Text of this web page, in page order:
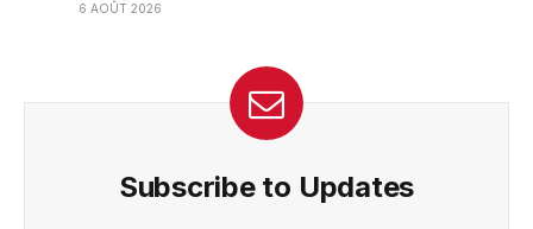
6 AOÛT 2026
Subscribe to Updates